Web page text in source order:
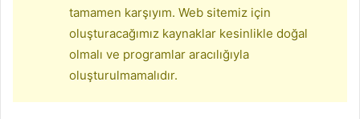
tamamen karşıyım. Web sitemiz için
oluşturacağımız kaynaklar kesinlikle doğal
olmalı ve programlar aracılığıyla
oluşturulmamalıdır.